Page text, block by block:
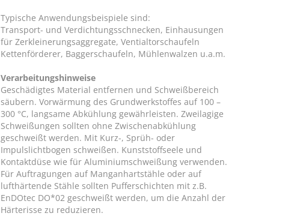
Typische Anwendungsbeispiele sind:
Transport- und Verdichtungsschnecken, Einhausungen
für Zerkleinerungsaggregate, Ventialtorschaufeln
Kettenförderer, Baggerschaufeln, Mühlenwalzen u.a.m.
Verarbeitungshinweise
Geschädigtes Material entfernen und Schweißbereich
säubern. Vorwärmung des Grundwerkstoffes auf 100 –
300 °C, langsame Abkühlung gewährleisten. Zweilagige
Schweißungen sollten ohne Zwischenabkühlung
geschweißt werden. Mit Kurz-, Sprüh- oder
Impulslichtbogen schweißen. Kunststoffseele und
Kontaktdüse wie für Aluminiumschweißung verwenden.
Für Auftragungen auf Manganhartstähle oder auf
lufthärtende Stähle sollten Pufferschichten mit z.B.
EnDOtec DO*02 geschweißt werden, um die Anzahl der
Härterisse zu reduzieren.